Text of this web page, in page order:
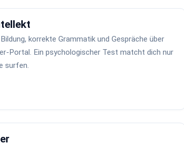
korrekte Grammatik und Gespräche über
Portal. Ein psychologischer Test matcht dich nur
surfen.